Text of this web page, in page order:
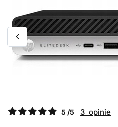
5 /5 3 opinie